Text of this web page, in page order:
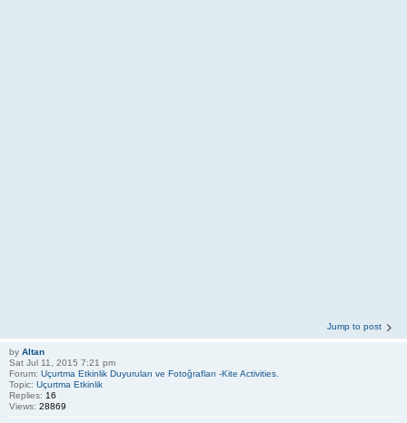
Jump to post
by Altan
Sat Jul 11, 2015 7:21 pm
Forum: Uçurtma Etkinlik Duyuruları ve Fotoğrafları -Kite Activities.
Topic: Uçurtma Etkinlik
Replies: 16
Views: 28869